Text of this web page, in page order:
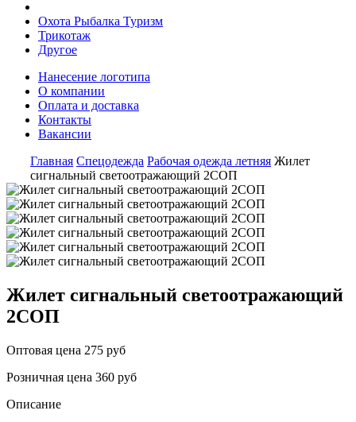
Охота Рыбалка Туризм
Трикотаж
Другое
Нанесение логотипа
О компании
Оплата и доставка
Контакты
Вакансии
Главная Спецодежда Рабочая одежда летняя Жилет
сигнальный светоотражающий 2СОП
Жилет сигнальный светоотражающий
2СОП
Оптовая цена 275 руб
Розничная цена 360 руб
Описание